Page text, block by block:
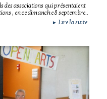
des associations qui présentaient
, en ce dimanche 8 septembre..
► Lire la suite